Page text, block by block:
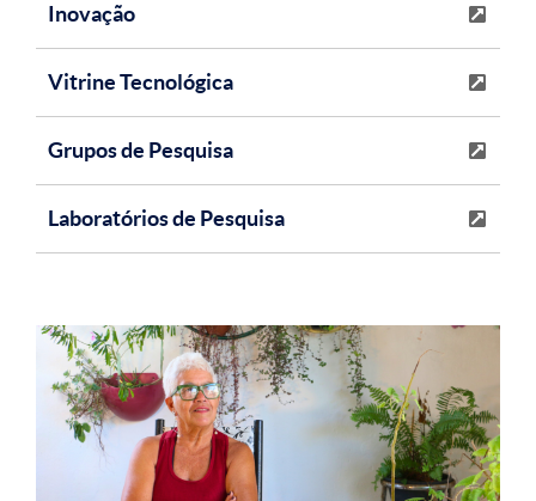
Inovação
Vitrine Tecnológica
Grupos de Pesquisa
Laboratórios de Pesquisa